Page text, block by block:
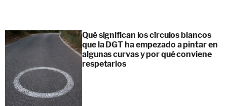
Qué significan los círculos blancos
que la DGT ha empezado a pintar en
algunas curvas y por qué conviene
respetarlos